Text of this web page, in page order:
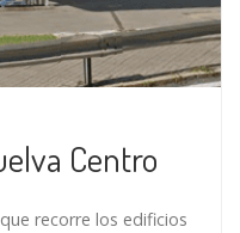
Centro
recorre los edificios